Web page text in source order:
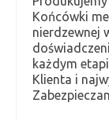
Końcówki
nierdzewnej
każdym
Klienta i